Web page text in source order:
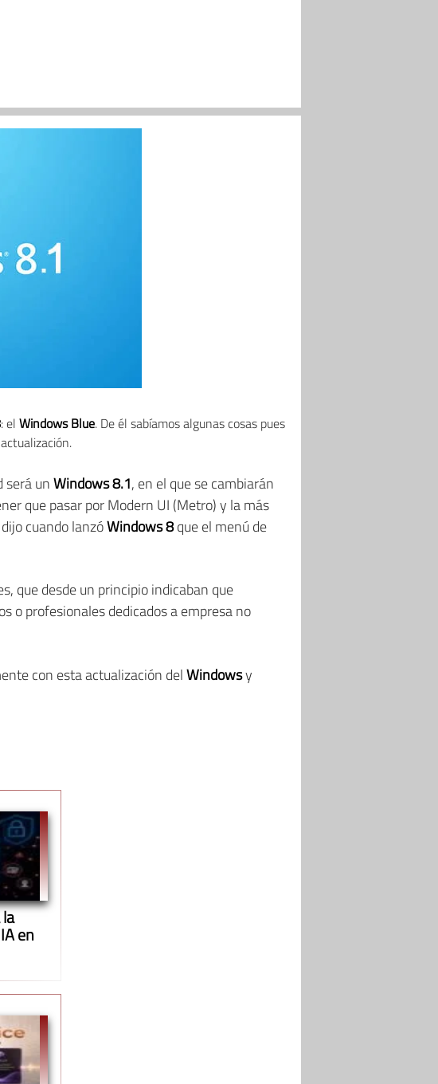
: el Windows Blue. De él sabíamos algunas cosas pues
será unWindows 8.1, en el que se cambiarán
que pasar por Modern UI (Metro) y la más
cuando lanzóWindows 8que el menú de
que desde un principio indicaban que
o profesionales dedicados a empresa no
con esta actualización delWindowsy
en